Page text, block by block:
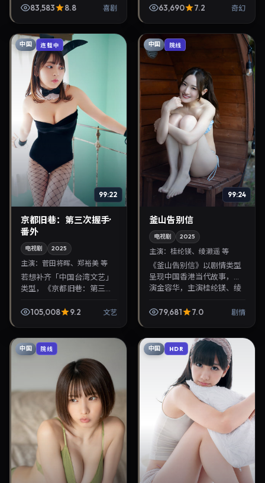
演，金城武、桂纶镁主演，
83,583 8.8 喜剧
2026年9月5日首映，讲述
63,690 7.2 奇幻
中国 连载中
99:22
京都旧巷：第三次握手·
番外
电视剧 2025
主演： 菅田将晖、郑裕美 等
若想补齐「中国台湾文艺」
类型，《京都旧巷：第三次
昊导演，菅田将晖、郑裕美
105,008 9.2 文艺
中国 院线
99:24
釜山告别信
电视剧 2025
主演：桂纶镁、绫濑遥 等
《釜山告别信》以剧情类型
呈现中国香港当代故事，导
演金容华，主演桂纶镁、绫
院线后亦适合在家大屏回
79,681 7.0 剧情
中国 院线 中国 HDR